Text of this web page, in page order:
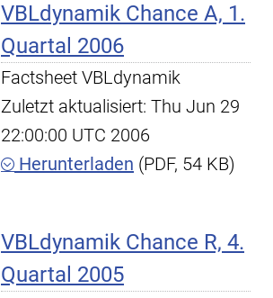
VBLdynamik Chance A, 1.
Quartal 2006
Factsheet VBLdynamik
Zuletzt aktualisiert: Thu Jun 29
22:00:00 UTC 2006
Herunterladen (PDF, 54 KB)
VBLdynamik Chance R, 4.
Quartal 2005